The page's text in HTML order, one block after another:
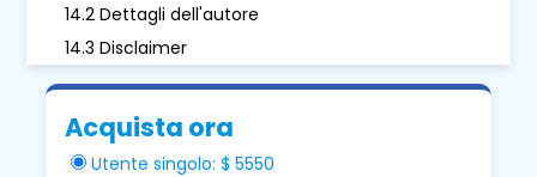
14.2 Dettagli dell'autore
14.3 Disclaimer
Acquista ora
Utente singolo: $ 5550